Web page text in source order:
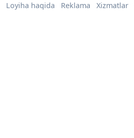
Loyiha haqida Reklama Xizmatlar